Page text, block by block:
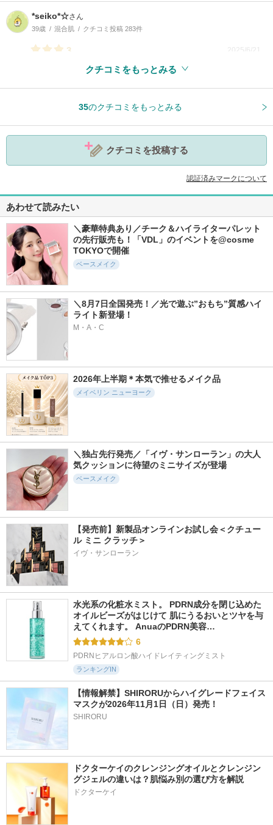
*seiko*☆さん
39歳 混合肌 クチコミ投稿 283件
3 2025/6/21
クチコミをもっとみる
35のクチコミをもっとみる
クチコミを投稿する
認証済みマークについて
あわせて読みたい
＼豪華特典あり／チーク＆ハイライターパレット
の先行販売も！「VDL」のイベントを@cosme
TOKYOで開催
ベースメイク
＼8月7日全国発売！／光で遊ぶ”おもち”質感ハイ
ライト新登場！
M・A・C
2026年上半期＊本気で推せるメイク品
メイベリン ニューヨーク
＼独占先行発売／「イヴ・サンローラン」の大人
気クッションに待望のミニサイズが登場
ベースメイク
【発売前】新製品オンラインお試し会＜クチュー
ル ミニ クラッチ＞
イヴ・サンローラン
水光系の化粧水ミスト。 PDRN成分を閉じ込めた
オイルビーズがはじけて 肌にうるおいとツヤを与
えてくれます。 AnuaのPDRN美容…
6
PDRNヒアルロン酸ハイドレイティングミスト
ランキングIN
【情報解禁】SHIRORUからハイグレードフェイス
マスクが2026年11月1日（日）発売！
SHIRORU
ドクターケイのクレンジングオイルとクレンジン
グジェルの違いは？肌悩み別の選び方を解説
ドクターケイ